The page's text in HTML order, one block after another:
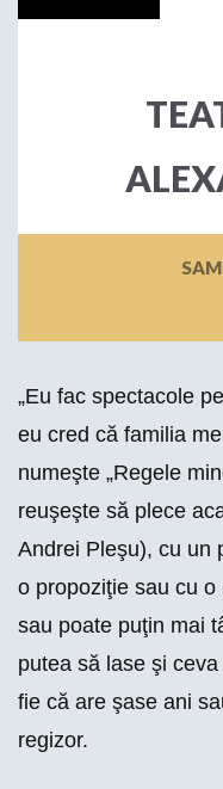
„Eu fac spectacole
eu cred că familia
numeşte „Regele
reuşeşte să plece
Andrei Pleşu), cu un
o propoziţie sau cu
sau poate puţin mai
putea să lase şi
fie că are şase ani
regizor.